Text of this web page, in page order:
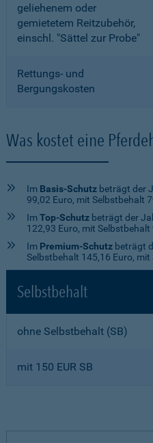
geliehenem oder
gemietetem Reitzubehör,
einschl. "Sättel zur Probe"
Rettungs- und
Bergungskosten
Was kostet eine
Im Basis-Schutz beträgt der
99,02 Euro, mit Selbstbehalt
ImTop-Schutz beträgt der
122,93 Euro, mit Selbstbehalt
Im Premium-Schutz beträgt
Selbstbehalt 145,16 Euro, mit
Selbstbehalt
ohne Selbstbehalt (SB)
mit 150 EUR SB